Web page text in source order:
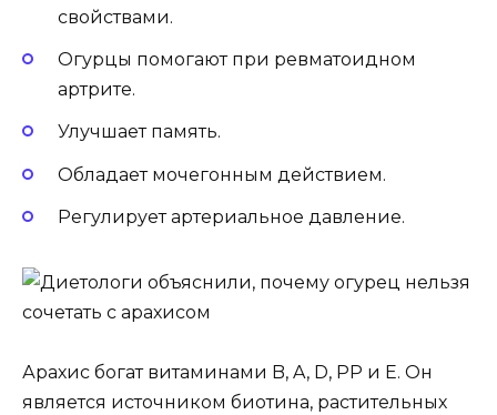
свойствами.
Огурцы помогают при ревматоидном
артрите.
Улучшает память.
Обладает мочегонным действием.
Регулирует артериальное давление.
Арахис богат витаминами B, A, D, PP и E. Он
является источником биотина, растительных